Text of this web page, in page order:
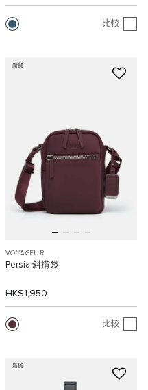
比較
新貨
VOYAGEUR
Persia 斜揹袋
HK$1,950
比較
新貨